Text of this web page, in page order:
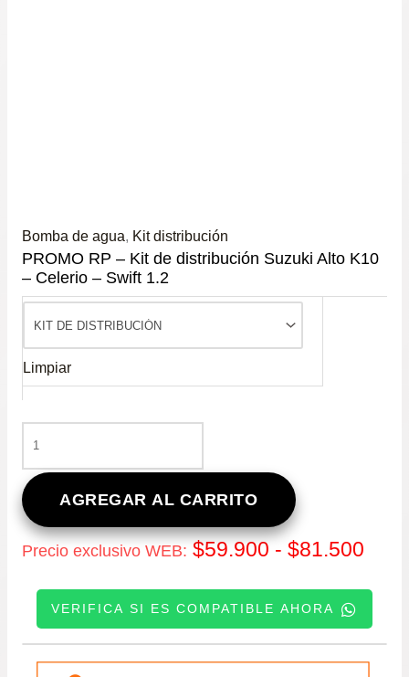
Bomba de agua, Kit distribución
PROMO RP – Kit de distribución Suzuki Alto K10
– Celerio – Swift 1.2
Limpiar
RP
-
KIT
DE
DISTRIBUCIÓN
SUZUKI
K10
CELERIO
AGREGAR AL CARRITO
Precio exclusivo WEB: $59.900 - $81.500
de
VERIFICA SI ES COMPATIBLE AHORA